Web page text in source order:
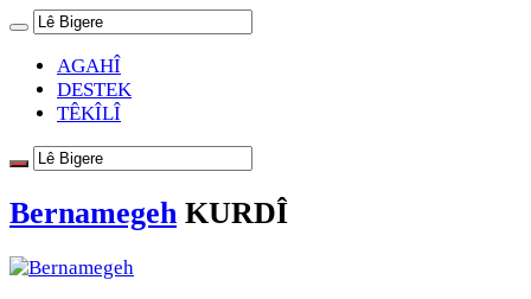
AGAHÎ
DESTEK
TÊKÎLÎ
Bernamegeh KURDÎ